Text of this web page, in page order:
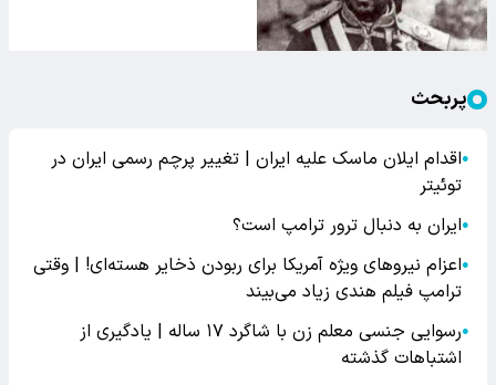
پربحث
●اقدام ایلان ماسک علیه ایران | تغییر پرچم رسمی ایران در
توئیتر
●ایران به دنبال ترور ترامپ است؟
●اعزام نیروهای ویژه آمریکا برای ربودن ذخایر هسته‌ای! | وقتی
ترامپ فیلم هندی زیاد می‌بیند
●
رسوایی جنسی معلم زن با شاگرد ۱۷ ساله | یادگیری از
اشتباهات گذشته